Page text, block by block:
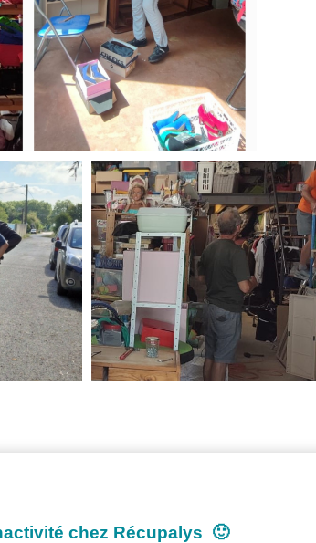
chez Récupalys 🙂